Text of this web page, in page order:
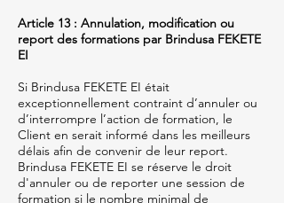
Article 13 : Annulation, modification ou
report des formations par Brindusa FEKETE
EI
Si Brindusa FEKETE EI était
exceptionnellement contraint d’annuler ou
d’interrompre l’action de formation, le
Client en serait informé dans les meilleurs
délais afin de convenir de leur report.
Brindusa FEKETE EI se réserve le droit
d'annuler ou de reporter une session de
formation si le nombre minimal de